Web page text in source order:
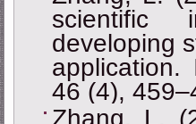
scientific
developing
application.
46 (4),
Zhang, L.